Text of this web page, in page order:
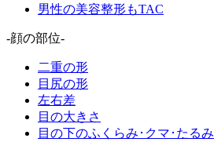
男性の美容整形もTAC
-顔の部位-
二重の形
目尻の形
左右差
目の大きさ
目の下のふくらみ･クマ･たるみ